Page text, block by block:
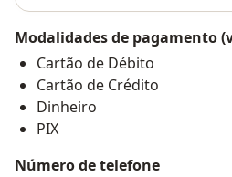
Modalidades de pagamento
Cartão de Débito
Cartão de Crédito
Dinheiro
PIX
Número de telefone